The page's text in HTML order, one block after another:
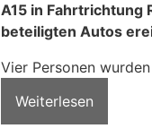
A15 in Fahrtrichtung
beteiligten Autos
Vier Personen
Weiterlesen